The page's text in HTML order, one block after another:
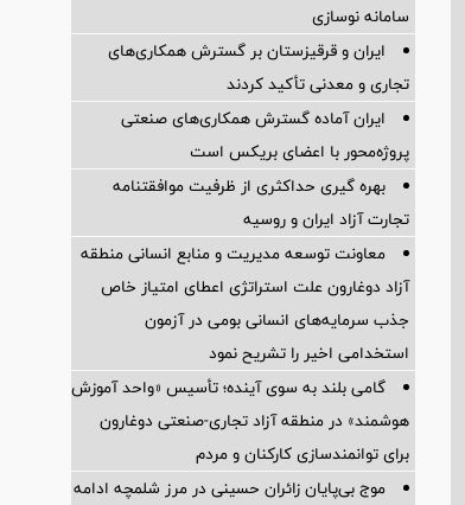
سامانه نوسازی
ایران و قرقیزستان بر گسترش همکاری‌های
تجاری و معدنی تأکید کردند
ایران آماده گسترش همکاری‌های صنعتی
پروژه‌محور با اعضای بریکس است
بهره گیری حداکثری از ظرفیت موافقتنامه
تجارت آزاد ایران و روسیه
معاونت توسعه مدیریت و منابع انسانی منطقه
آزاد دوغارون علت استراتژی اعطای امتیاز خاص
جذب سرمایه‌های انسانی بومی در آزمون
استخدامی اخیر را تشریح نمود
گامی بلند به سوی آینده؛ تأسیس «واحد آموزش
هوشمند» در منطقه آزاد تجاری-صنعتی دوغارون
برای توانمندسازی کارکنان و مردم
موج بی‌پایان زائران حسینی در مرز شلمچه ادامه